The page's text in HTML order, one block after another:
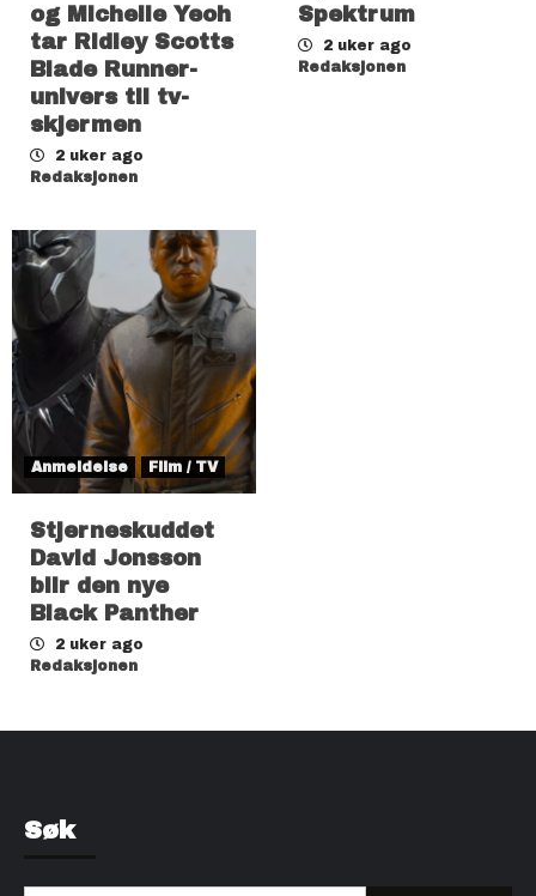
og Michelle Yeoh
tar Ridley Scotts
Blade Runner-
univers til tv-
skjermen
2 uker ago
Redaksjonen
Spektrum
2 uker ago
Redaksjonen
Anmeldelse Film / TV
Stjerneskuddet
David Jonsson
blir den nye
Black Panther
2 uker ago
Redaksjonen
Søk